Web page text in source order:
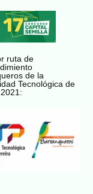
ruta de
de la
Tecnológica de